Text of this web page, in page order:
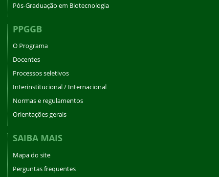
Pós-Graduação em Biotecnologia
PPGGB
O Programa
Docentes
Processos seletivos
Interinstitucional / Internacional
Normas e regulamentos
Orientações gerais
SAIBA MAIS
Mapa do site
Perguntas frequentes